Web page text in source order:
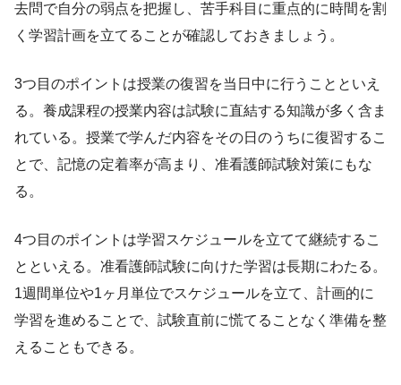
去問で自分の弱点を把握し、苦手科目に重点的に時間を割
く学習計画を立てることが確認しておきましょう。
3つ目のポイントは授業の復習を当日中に行うことといえ
る。養成課程の授業内容は試験に直結する知識が多く含ま
れている。授業で学んだ内容をその日のうちに復習するこ
とで、記憶の定着率が高まり、准看護師試験対策にもな
る。
4つ目のポイントは学習スケジュールを立てて継続するこ
とといえる。准看護師試験に向けた学習は長期にわたる。
1週間単位や1ヶ月単位でスケジュールを立て、計画的に
学習を進めることで、試験直前に慌てることなく準備を整
えることもできる。